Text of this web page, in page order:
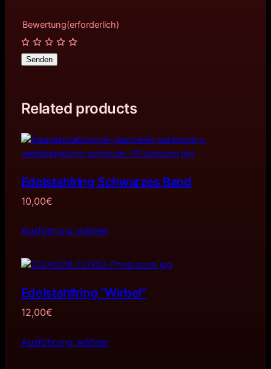
Bewertung(erforderlich)
Senden
Related products
Edelstahlring Schwarzes Band
10,00€
Ausführung wählen
Edelstahllring ”Wirbel”
12,00€
Ausführung wählen